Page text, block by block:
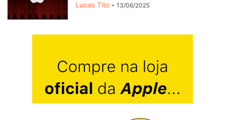
Lucas Tito - 13/06/2025